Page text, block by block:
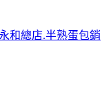
和總店.半熟蛋包銷